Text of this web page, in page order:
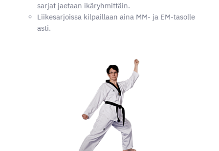
sarjat jaetaan ikäryhmittäin.
Liikesarjoissa kilpaillaan aina MM- ja EM-tasolle
asti.